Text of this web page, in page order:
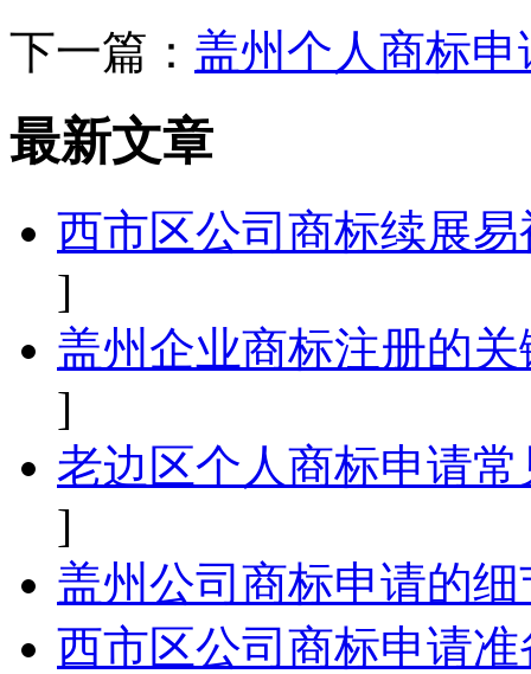
下一篇： 盖州个人商标
最新文章
西市区公司商标续展
]
盖州企业商标注册的
]
老边区个人商标申请
]
盖州公司商标申请的
西市区公司商标申请